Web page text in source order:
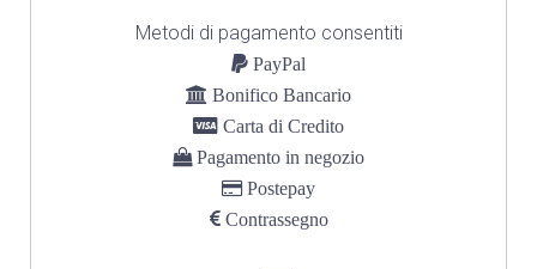
Metodi di pagamento consentiti
PayPal
Bonifico Bancario
Carta di Credito
Pagamento in negozio
Postepay
Contrassegno